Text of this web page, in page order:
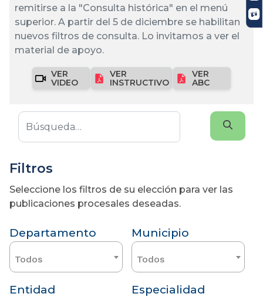
remitirse a la "Consulta histórica" en el menú
superior. A partir del 5 de diciembre se habilitan
nuevos filtros de consulta. Lo invitamos a ver el
material de apoyo.
VER
VIDEO
VER
INSTRUCTIVO
VER
ABC
Filtros
Seleccione los filtros de su elección para ver las
publicaciones procesales deseadas.
Departamento
Todos
Municipio
Todos
Entidad Especialidad